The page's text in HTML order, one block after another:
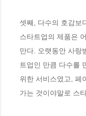
셋째, 다수의 호감보
스타트업의 제품은
만다. 오랫동안 사랑
트업인 만큼 다수를
위한 서비스였고, 페
가는 것이야말로 스